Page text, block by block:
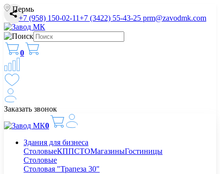
Пермь
+7 (958) 150-02-11+7 (3422) 55-43-25 prm@zavodmk.com
0
Заказать звонок
0
Здания для бизнеса
СтоловыеКППСТОМагазиныГостиницы
Столовые
Столовая "Трапеза 30"